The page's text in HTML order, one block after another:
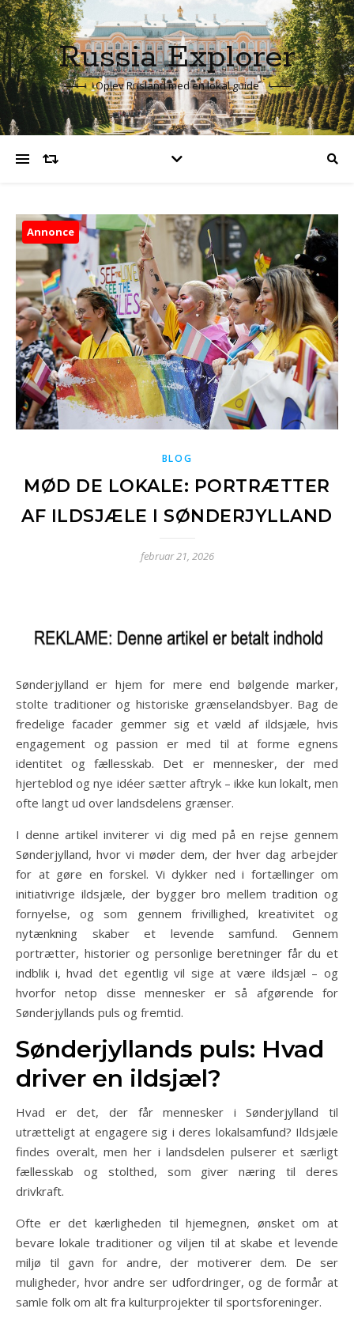
Russia Explorer
Oplev Rusland med en lokal guide
Annonce
BLOG
MØD DE LOKALE: PORTRÆTTER
AF ILDSJÆLE I SØNDERJYLLAND
februar 21, 2026
Sønderjylland er hjem for mere end bølgende marker,
stolte traditioner og historiske grænselandsbyer. Bag de
fredelige facader gemmer sig et væld af ildsjæle, hvis
engagement og passion er med til at forme egnens
identitet og fællesskab. Det er mennesker, der med
hjerteblod og nye idéer sætter aftryk – ikke kun lokalt, men
ofte langt ud over landsdelens grænser.
I denne artikel inviterer vi dig med på en rejse gennem
Sønderjylland, hvor vi møder dem, der hver dag arbejder
for at gøre en forskel. Vi dykker ned i fortællinger om
initiativrige ildsjæle, der bygger bro mellem tradition og
fornyelse, og som gennem frivillighed, kreativitet og
nytænkning skaber et levende samfund. Gennem
portrætter, historier og personlige beretninger får du et
indblik i, hvad det egentlig vil sige at være ildsjæl – og
hvorfor netop disse mennesker er så afgørende for
Sønderjyllands puls og fremtid.
Sønderjyllands puls: Hvad
driver en ildsjæl?
Hvad er det, der får mennesker i Sønderjylland til
utrætteligt at engagere sig i deres lokalsamfund? Ildsjæle
findes overalt, men her i landsdelen pulserer et særligt
fællesskab og stolthed, som giver næring til deres
drivkraft.
Ofte er det kærligheden til hjemegnen, ønsket om at
bevare lokale traditioner og viljen til at skabe et levende
miljø til gavn for andre, der motiverer dem. De ser
muligheder, hvor andre ser udfordringer, og de formår at
samle folk om alt fra kulturprojekter til sportsforeninger.